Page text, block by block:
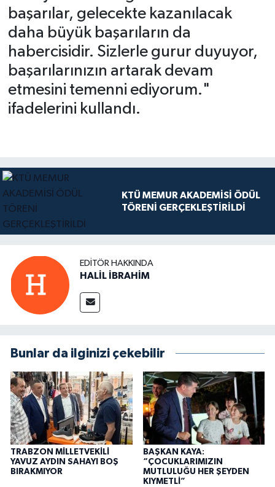
başarılar, gelecekte kazanılacak
daha büyük başarıların da
habercisidir. Sizlerle gurur duyuyor,
başarılarınızın artarak devam
etmesini temenni ediyorum."
ifadelerini kullandı.
KTÜ MEMUR AKADEMİSİ ÖDÜL
TÖRENİ GERÇEKLEŞTİRİLDİ
EDITÖR HAKKINDA
HALİL İBRAHİM
Bunlar da ilginizi çekebilir
TRABZON MİLLETVEKİLİ
YAVUZ AYDIN SAHAYI BOŞ
BIRAKMIYOR
BAŞKAN KAYA:
“ÇOCUKLARIMIZIN
MUTLULUĞU HER ŞEYDEN
KIYMETLİ”